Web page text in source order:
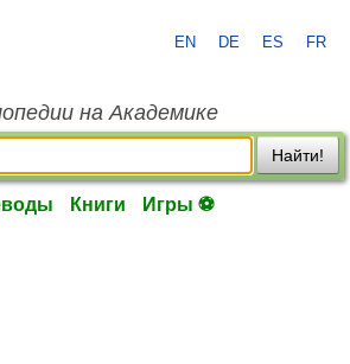
EN DE ES FR
на Академике
Найти!
Книги Игры ⚽